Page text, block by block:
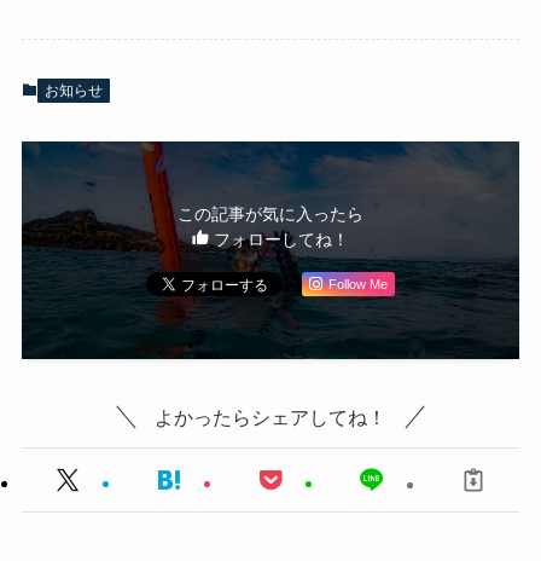
お知らせ
この記事が気に入ったら
フォローしてね！
Follow Me
よかったらシェアしてね！